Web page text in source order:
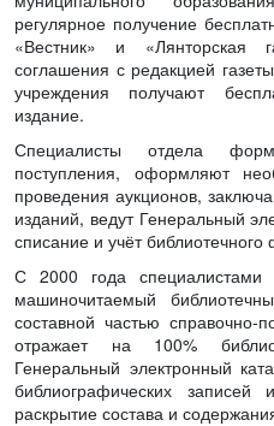
регулярное получение
«Вестник» и «Лянторская
соглашения с редакцией
учреждения получают
издание.
Специалисты отдела
поступления, оформляют
проведения аукционов,
изданий, ведут Генеральный
списание и учёт
С 2000 года
машиночитаемый
составной частью справочно-
отражает на 100%
Генеральный электронный
библиографических записей
раскрытие состава и